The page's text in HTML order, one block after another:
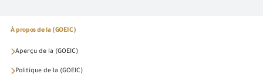
À propos de la (GOEIC)
Aperçu de la (GOEIC)
Politique de la (GOEIC)